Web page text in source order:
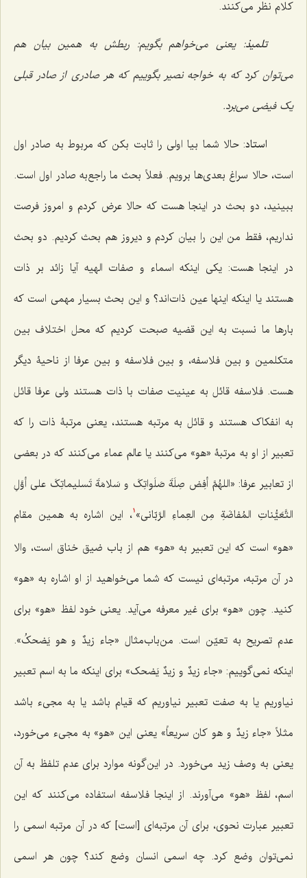
کلام نظر مى‌کنند.
تلمیذ: یعنى مى‌خواهم بگویم: ربطش به همین بیان هم
می‌توان کرد که به خواجه نصیر بگوییم که هر صادرى از صادر قبلى
یک فیضى مى‌برد.
استاد: حالا شما بیا اولى را ثابت بکن که مربوط به صادر اول
است، حالا سراغ بعدى‌ها برویم. فعلاً بحث ما راجع‌به صادر اول است.
ببینید، دو بحث در اینجا هست که حالا عرض کردم و امروز فرصت
نداریم، فقط من این را بیان کردم و دیروز هم بحث کردیم. دو بحث
در اینجا هست: یکى اینکه اسماء و صفات الهیه آیا زائد بر ذات
هستند یا اینکه اینها عین ذات‌اند؟ و این بحث بسیار مهمى است که
بارها ما نسبت به این قضیه صبحت کردیم که محل اختلاف بین
متکلمین و بین فلاسفه، و بین فلاسفه و بین عرفا از ناحیۀ دیگر
هست. فلاسفه قائل به عینیت صفات با ذات هستند ولى عرفا قائل
به انفکاک هستند و قائل به مرتبه هستند، یعنى مرتبۀ ذات را که
تعبیر از او به مرتبۀ «هو» مى‌کنند یا عالم عماء مى‌کنند که در بعضى
از تعابیر عرفا: «اللهُمَّ أفِض صِلَةَ صَلَواتِکَ و سَلامَةَ تَسلیماتِکَ على أوَّلِ
التَّعَیُّناتِ المُفاضَةِ مِن العِماءِ الرَّبّانى» 1، ‌ این اشاره به همین مقام
«هو» است که این تعبیر به «هو» هم از باب ضیق خناق است، والا
در آن مرتبه، مرتبه‌اى نیست که شما مى‌خواهید از او اشاره به «هو»
کنید. چون «هو» براى غیر معرفه مى‌آید. یعنى خود لفظ «هو» براى
عدم تصریح به تعیّن است. من‌باب‌مثال «جاء زیدٌ و هو یَضحکُ».
اینکه نمى‌گوییم: «جاء زیدٌ و زیدٌ یَضحک» براى اینکه ما به اسم تعبیر
نیاوریم یا به صفت تعبیر نیاوریم که قیام باشد یا به مجی‌ء باشد
مثلاً «جاء زیدٌ و هو کان سریعاً» یعنى این «هو» به مجی‌ء مى‌خورد،
یعنى به وصف زید مى‌خورد. در این‌گونه موارد براى عدم تلفظ به آن
اسم، لفظ «هو» مى‌آورند. از اینجا فلاسفه استفاده مى‌کنند که این
تعبیر عبارت نحوى، براى آن مرتبه‌اى [است] که در آن مرتبه اسمى را
نمى‌توان وضع کرد. چه اسمى انسان وضع کند؟ چون هر اسمى